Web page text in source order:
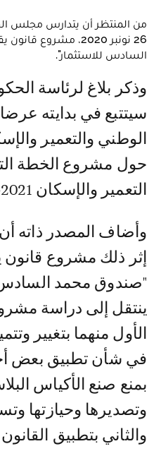
من المنتظر أن يتدارس مجلس
26 نونبر 2020،
السادس للاستثمار".
وذكر بلاغ لرئاسة الحكومة أن المجلس
سيتتبع في بدايته
الوطني والتعمير
حول مشروع الخطة
التعمير والإسكان 2021-2025.
وأضاف المصدر ذاته
إثر ذلك مشروع
"صندوق محمد السادس
ينتقل إلى دراسة
الأول منهما بتغيير
في شأن تطبيق بعض
بمنع صنع الأكياس
وتصديرها وحيازتها
والثاني بتطبيق